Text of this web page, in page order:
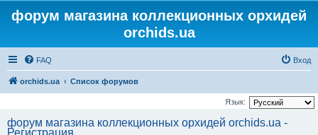
форум магазина коллекционных орхидей
orchids.ua
FAQ Вход
orchids.ua Список форумов
Язык:
форум магазина коллекционных орхидей orchids.ua -
Регистрация